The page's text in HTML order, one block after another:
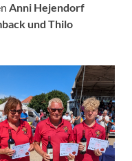
Anni Hejendorf
und Thilo